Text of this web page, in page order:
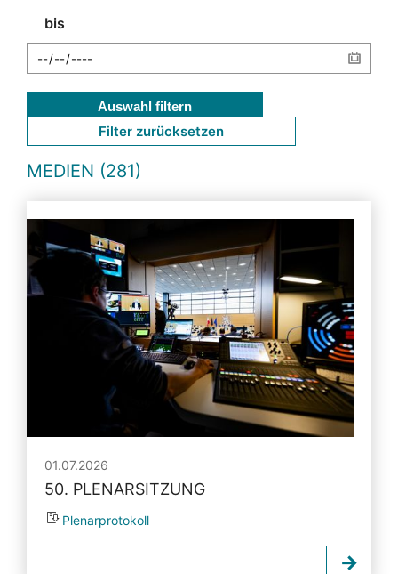
bis
Auswahl filtern
Filter zurücksetzen
MEDIEN (281)
01.07.2026
50. PLENARSITZUNG
Plenarprotokoll